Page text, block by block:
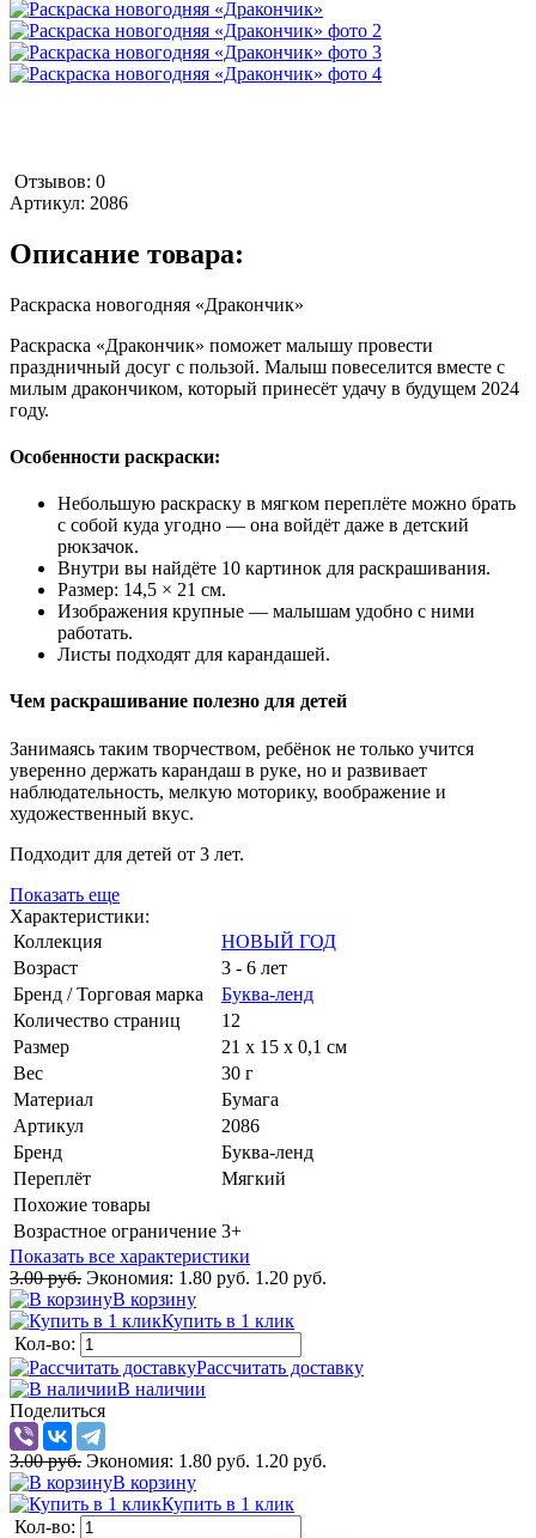
Отзывов: 0
Артикул: 2086
Описание товара:
Раскраска новогодняя «Дракончик»
Раскраска «Дракончик» поможет малышу провести
праздничный досуг с пользой. Малыш повеселится вместе с
милым дракончиком, который принесёт удачу в будущем 2024
году.
Особенности раскраски:
Небольшую раскраску в мягком переплёте можно брать
с собой куда угодно — она войдёт даже в детский
рюкзачок.
Внутри вы найдёте 10 картинок для раскрашивания.
Размер: 14,5 × 21 см.
Изображения крупные — малышам удобно с ними
работать.
Листы подходят для карандашей.
Чем раскрашивание полезно для детей
Занимаясь таким творчеством, ребёнок не только учится
уверенно держать карандаш в руке, но и развивает
наблюдательность, мелкую моторику, воображение и
художественный вкус.
Подходит для детей от 3 лет.
Показать еще
Характеристики:
Коллекция
НОВЫЙ ГОД
Возраст
3 - 6 лет
Бренд / Торговая марка
Буква-ленд
Количество страниц
12
Размер
21 х 15 х 0,1 см
Вес
30 г
Материал
Бумага
Артикул
2086
Бренд
Буква-ленд
Переплёт
Мягкий
Похожие товары
Возрастное ограничение 3+
Показать все характеристики
3.00 руб. Экономия: 1.80 руб. 1.20 руб.
В корзину
Купить в 1 клик
Кол-во:
Рассчитать доставку
В наличии
Поделиться
3.00 руб. Экономия: 1.80 руб. 1.20 руб.
В корзину
Купить в 1 клик
Кол-во: